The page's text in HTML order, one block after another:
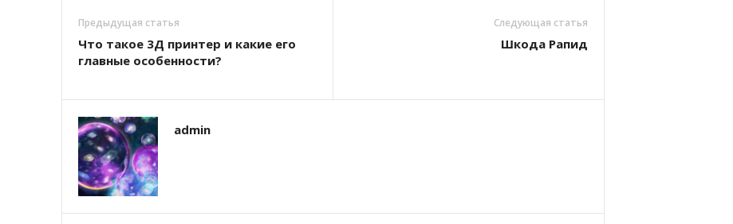
Предыдущая статья
Что такое 3Д принтер и какие его
главные особенности?
Следующая статья
Шкода Рапид
admin